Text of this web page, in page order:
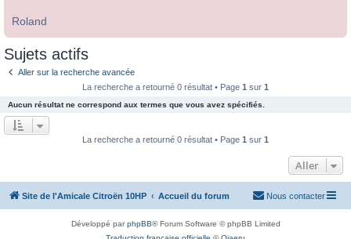
Roland
Sujets actifs
Aller sur la recherche avancée
La recherche a retourné 0 résultat • Page 1 sur 1
Aucun résultat ne correspond aux termes que vous avez spécifiés.
La recherche a retourné 0 résultat • Page 1 sur 1
Aller
Site de l'Amicale Citroën 10HP Accueil du forum Nous contacter
Développé parphpBB® Forum Software © phpBB Limited